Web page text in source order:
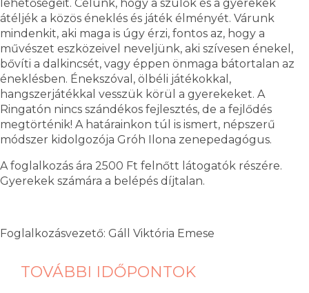
lehetőségeit. Célunk, hogy a szülők és a gyerekek
átéljék a közös éneklés és játék élményét. Várunk
mindenkit, aki maga is úgy érzi, fontos az, hogy a
művészet eszközeivel neveljünk, aki szívesen énekel,
bővíti a dalkincsét, vagy éppen önmaga bátortalan az
éneklésben. Énekszóval, ölbéli játékokkal,
hangszerjátékkal vesszük körül a gyerekeket. A
Ringatón nincs szándékos fejlesztés, de a fejlődés
megtörténik! A határainkon túl is ismert, népszerű
módszer kidolgozója Gróh Ilona zenepedagógus.
A foglalkozás ára 2500 Ft felnőtt látogatók részére.
Gyerekek számára a belépés díjtalan.
Foglalkozásvezető: Gáll Viktória Emese
TOVÁBBI IDŐPONTOK